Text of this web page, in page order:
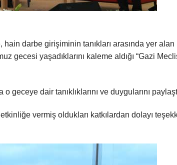
darbe girişiminin tanıkları arasında yer alan
gecesi yaşadıklarını kaleme aldığı “Gazi
dair tanıklıklarını ve duygularını
vermiş oldukları katkılardan dolayı